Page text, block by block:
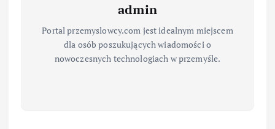
admin
Portal przemyslowcy.com jest idealnym miejscem
dla osób poszukujących wiadomości o
nowoczesnych technologiach w przemyśle.